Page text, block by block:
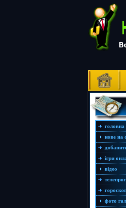
головна
нове на
ігри
відео
фото